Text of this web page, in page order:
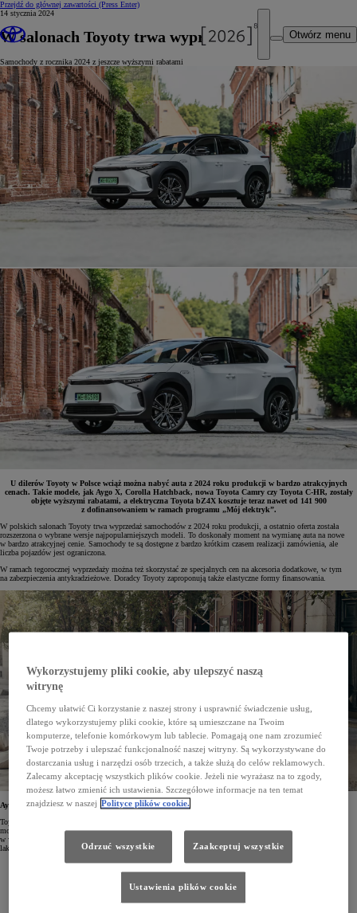
Przejdź do głównej zawartości (Press Enter)
Otwórz menu
14 stycznia 2024
W salonach Toyoty trwa wyprzedaż
Samochody z rocznika 2024 z jeszcze wyższymi rabatami
U dilerów Toyoty w Polsce wciąż można nabyć auta z 2024 roku produkcji w bardzo atrakcyjnych
cenach. Takie modele, jak Aygo X, Corolla Hatchback, nowa Toyota Camry czy Toyota C-HR, zostały
objęte wyższymi rabatami, a elektryczna Toyota bZ4X kosztuje teraz nawet od 141 900
z dofinansowaniem w ramach programu „Mój elektryk”.
W polskich salonach Toyoty trwa wyprzedaż samochodów z 2024 roku produkcji, a ostatnio oferta została
rozszerzona o wybrane wersje najpopularniejszych modeli. To doskonały moment na wymianę auta na nowe
w bardzo atrakcyjnej cenie. Samochody te są dostępne z bardzo krótkim czasem realizacji zamówienia, ale
liczba pojazdów jest ograniczona.
W ramach tegorocznej wyprzedaży można też skorzystać ze specjalnych cen na akcesoria dodatkowe, w tym
na zabezpieczenia antykradzieżowe. Doradcy Toyoty zaproponują także elastyczne formy finansowania.
Aygo X z rabatem do 6000 zł
Toyota Aygo X kosztuje teraz od 65 900 zł. Do wyprzedażowej oferty dołączyły ostatnie egzemplarze tego
modelu w wersji Comfort ze skrzynią Multidrive S oraz samochody w odmianie Style, które objęto rabatem
w wysokości 6000 zł. Aygo X Comfort z automatyczną przekładnią można zamówić w jednym z czterech
lakierów, a wyposażenie standardowe obejmuje m.in.
system multimedialny Toyota Touch® 3 z kolorowym ekranem dotykowym (9"),
interfejsy Apple CarPlay* i Android Auto™ (połączenie bezprzewodowe),
kamerę cofania ze statycznymi liniami pomocniczymi,
Wykorzystujemy pliki cookie, aby ulepszyć naszą
witrynę
Chcemy ułatwić Ci korzystanie z naszej strony i usprawnić świadczenie usług,
dlatego wykorzystujemy pliki cookie, które są umieszczane na Twoim
komputerze, telefonie komórkowym lub tablecie. Pomagają one nam zrozumieć
Twoje potrzeby i ulepszać funkcjonalność naszej witryny. Są wykorzystywane do
dostarczania usług i narzędzi osób trzecich, a także służą do celów reklamowych.
Zalecamy akceptację wszystkich plików cookie. Jeżeli nie wyrażasz na to zgody,
możesz łatwo zmienić ich ustawienia. Szczegółowe informacje na ten temat
znajdziesz w naszej Polityce plików cookie.
Odrzuć wszystkie Zaakceptuj wszystkie
Ustawienia plików cookie